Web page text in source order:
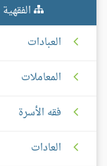
الفقهية
العبادات
المعاملات
فقه الأسرة
العادات